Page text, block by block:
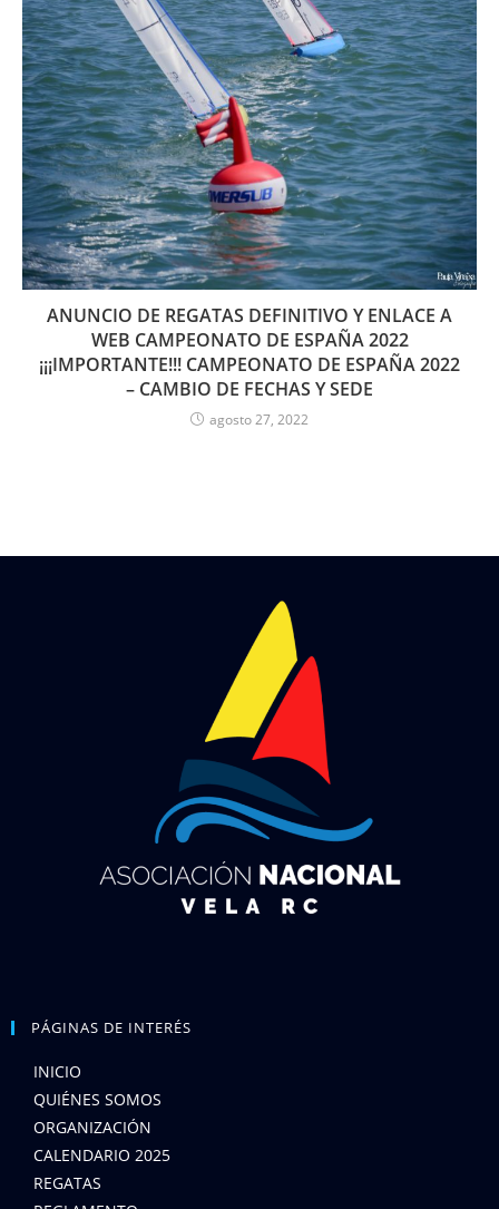
ANUNCIO DE REGATAS DEFINITIVO Y ENLACE A
WEB CAMPEONATO DE ESPAÑA 2022
¡¡¡IMPORTANTE!!! CAMPEONATO DE ESPAÑA 2022
– CAMBIO DE FECHAS Y SEDE
agosto 27, 2022
PÁGINAS DE INTERÉS
INICIO
QUIÉNES SOMOS
ORGANIZACIÓN
CALENDARIO 2025
REGATAS